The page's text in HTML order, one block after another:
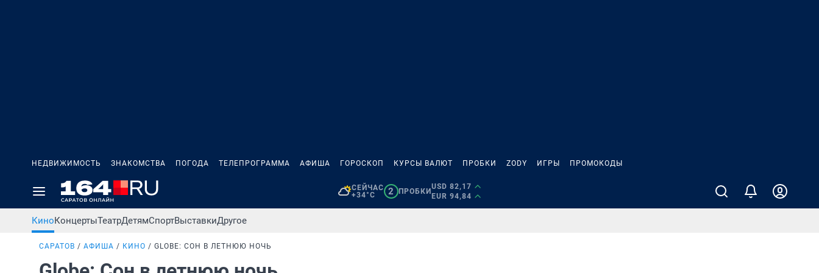
НЕДВИЖИМОСТЬ ЗНАКОМСТВА ПОГОДА ТЕЛЕПРОГРАММА АФИША ГОРОСКОП КУРСЫ ВАЛЮТ ПРОБКИ ZODY ИГРЫ ПРОМОКОДЫ
СЕЙЧАС
+34°C
2 ПРОБКИ
USD 82,17
EUR 94,84
КиноКонцертыТеатрДетямСпортВыставкиДругое
САРАТОВ АФИША КИНО GLOBE: СОН В ЛЕТНЮЮ НОЧЬ